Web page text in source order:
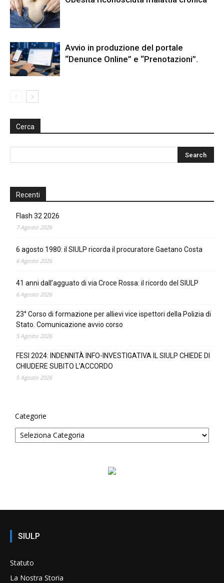
Avvio in produzione del portale
“Denunce Online” e “Prenotazioni”.
Cerca
Recenti
Flash 32 2026
7 Agosto 2026
6 agosto 1980: il SIULP ricorda il procuratore Gaetano Costa
6 Agosto 2026
41 anni dall’agguato di via Croce Rossa: il ricordo del SIULP
6 Agosto 2026
23° Corso di formazione per allievi vice ispettori della Polizia di
Stato. Comunicazione avvio corso
5 Agosto 2026
FESI 2024: INDENNITÀ INFO-INVESTIGATIVA IL SIULP CHIEDE DI
CHIUDERE SUBITO L’ACCORDO
5 Agosto 2026
Categorie
SIULP
Statuto
La Nostra Storia